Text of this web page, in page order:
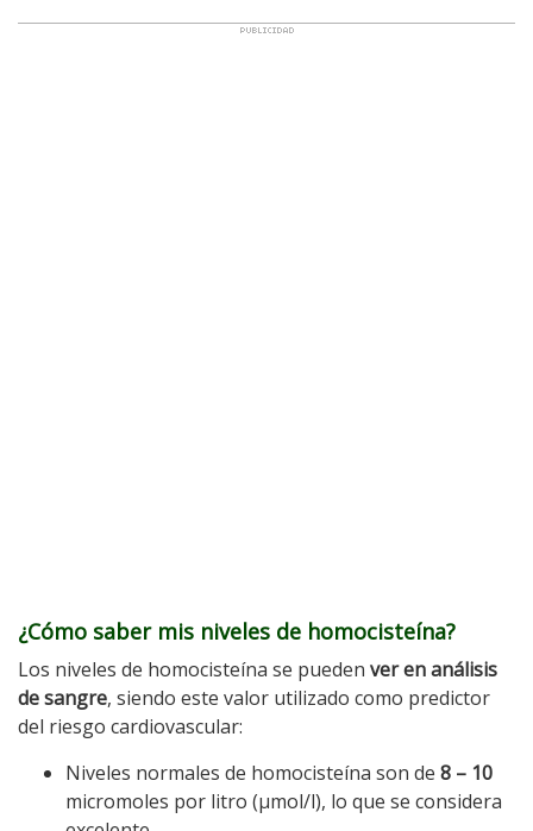
¿Cómo saber mis niveles de homocisteína?
Los niveles de homocisteína se pueden ver en análisis
de sangre, siendo este valor utilizado como predictor
del riesgo cardiovascular:
Niveles normales de homocisteína son de 8 – 10
micromoles por litro (µmol/l), lo que se considera